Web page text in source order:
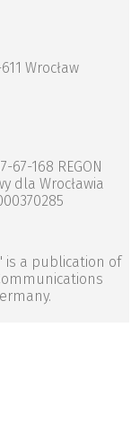
Wrocław
67-168 REGON
dla Wrocławia
is a publication of